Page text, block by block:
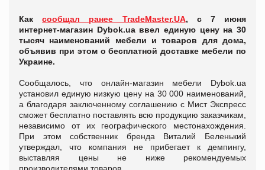
Каксообщал ранее TradeMaster.UA, с 7 июня
интернет-магазин Dybok.ua ввел единую цену на 30
тысяч наименований мебели и товаров для дома,
объявив при этом о бесплатной доставке мебели по
Украине.
Сообщалось, что онлайн-магазин мебели Dybok.ua
установил единую низкую цену на 30 000 наименований,
а благодаря заключенному соглашению с Мист Экспресс
сможет бесплатно поставлять всю продукцию заказчикам,
независимо от их географического местонахождения.
При этом собственник бренда Виталий Беленький
утверждал, что компания не прибегает к демпингу,
выставляя цены не ниже рекомендуемых
производителями товаров.